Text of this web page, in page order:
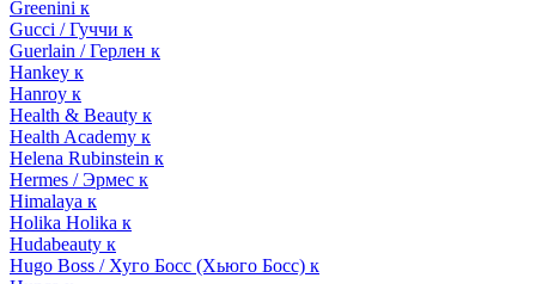
Greenini к
Gucci / Гуччи к
Guerlain / Герлен к
Hankey к
Hanroy к
Health & Beauty к
Health Academy к
Helena Rubinstein к
Hermes / Эрмес к
Himalaya к
Holika Holika к
Hudabeauty к
Hugo Boss / Хуго Босс (Хьюго Босс) к